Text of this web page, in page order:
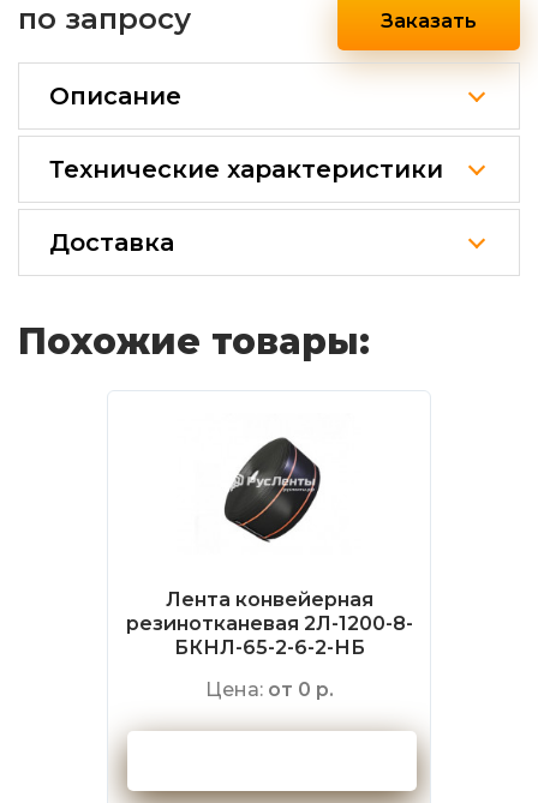
по запросу Заказать
Описание
Технические характеристики
Доставка
Похожие товары:
Лента конвейерная
резинотканевая 2Л-1200-8-
БКНЛ-65-2-6-2-НБ
Цена: от 0 р.